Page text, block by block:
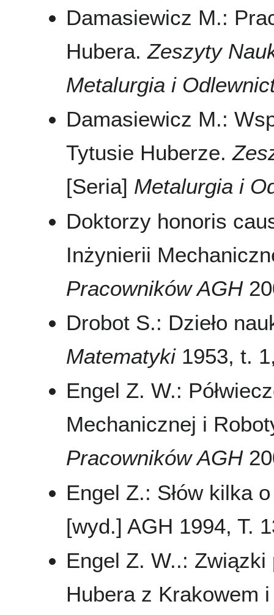
Damasiewicz M.:
Hubera.Zeszyty
Metalurgia i
Damasiewicz M.:
Tytusie Huberze.
[Seria] Metalurgia i
Doktorzy honoris
Inżynierii
Pracowników AGH
Drobot S.: Dzieło
Matematyki1953, t.
Engel Z. W.:
Mechanicznej i
Pracowników AGH
Engel Z.: Słów kilka
[wyd.] AGH 1994, T.
Engel Z. W..:
Hubera z Krakowem